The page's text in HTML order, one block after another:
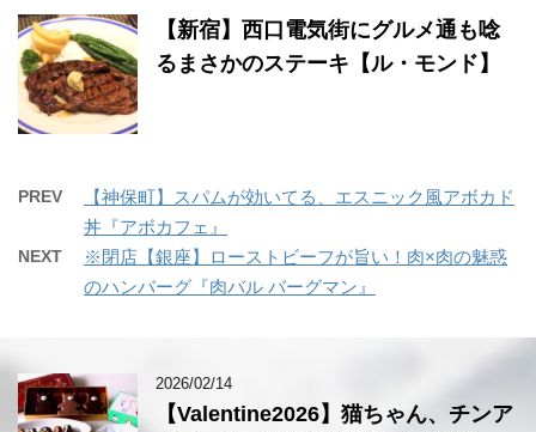
【新宿】西口電気街にグルメ通も唸
るまさかのステーキ【ル・モンド】
PREV
【神保町】スパムが効いてる、エスニック風アボカド
丼『アボカフェ』
NEXT
※閉店【銀座】ローストビーフが旨い！肉×肉の魅惑
のハンバーグ『肉バル バーグマン』
2026/02/14
【Valentine2026】猫ちゃん、チンア